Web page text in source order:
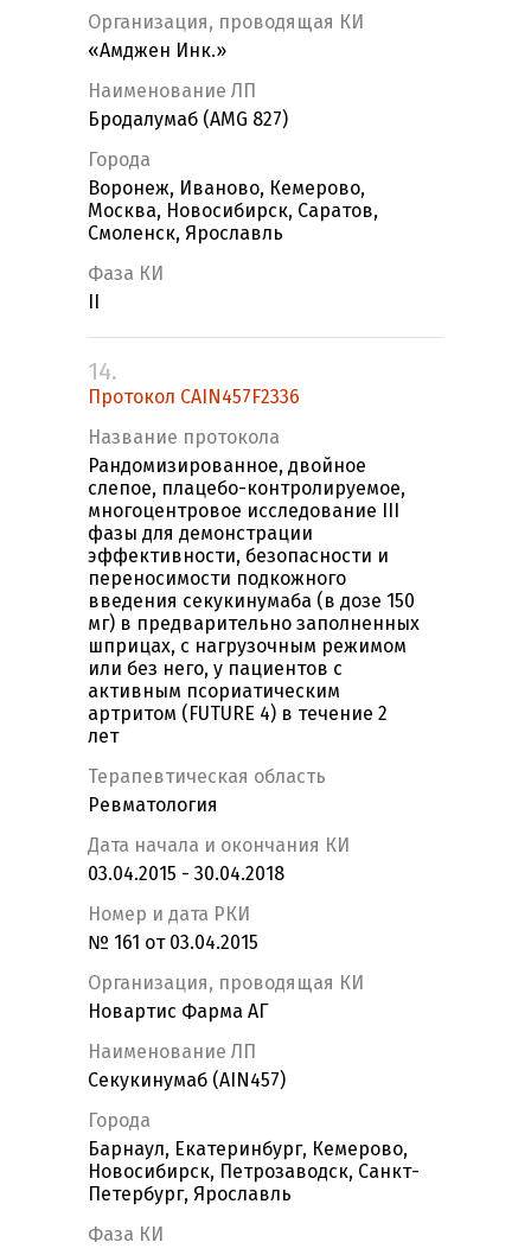
Организация, проводящая КИ
«Амджен Инк.»
Наименование ЛП
Бродалумаб (AMG 827)
Города
Воронеж, Иваново, Кемерово,
Москва, Новосибирск, Саратов,
Смоленск, Ярославль
Фаза КИ
14.
Протокол CAIN457F2336
Название протокола
Рандомизированное, двойное
слепое, плацебо-контролируемое,
многоцентровое исследование III
фазы для демонстрации
эффективности, безопасности и
переносимости подкожного
введения секукинумаба (в дозе 150
мг) в предварительно заполненных
шприцах, с нагрузочным режимом
или без него, у пациентов с
активным псориатическим
артритом (FUTURE 4) в течение 2
лет
Терапевтическая область
Ревматология
Дата начала и окончания КИ
03.04.2015 - 30.04.2018
Номер и дата РКИ
№ 161 от 03.04.2015
Организация, проводящая КИ
Новартис Фарма АГ
Наименование ЛП
Секукинумаб (AIN457)
Города
Барнаул, Екатеринбург, Кемерово,
Новосибирск, Петрозаводск, Санкт-
Петербург, Ярославль
Фаза КИ